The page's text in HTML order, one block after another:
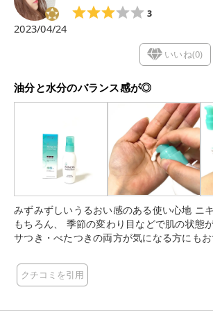
3
2023/04/24
いいね(0)
油分と水分のバランス感が◎
みずみずしいうるおい感のある使い心地 ニキビが気になる方は
もちろん、 季節の変わり目などで肌の状態
サつき・べたつきの両方が気になる方にもお
ッシュ式 白くなめらかなテクスチャーのミ
とまろやかな感触で包み込んでくれる◎ ベ
です ローションとライン使いして感じたのは油分と水分のバラ
クチコミを引用